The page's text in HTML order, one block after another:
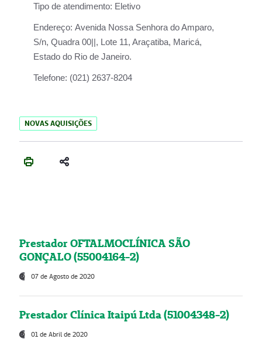
Tipo de atendimento: Eletivo
Endereço: Avenida Nossa Senhora do Amparo,
S/n, Quadra 00||, Lote 11, Araçatiba, Maricá,
Estado do Rio de Janeiro.
Telefone: (021) 2637-8204
NOVAS AQUISIÇÕES
Prestador OFTALMOCLÍNICA SÃO
GONÇALO (55004164-2)
07 de Agosto de 2020
Prestador Clínica Itaipú Ltda (51004348-2)
01 de Abril de 2020